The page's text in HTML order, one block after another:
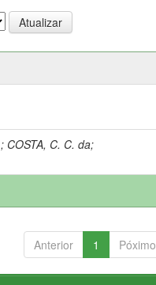
; COSTA, C. C. da;
Anterior 1 Póximo